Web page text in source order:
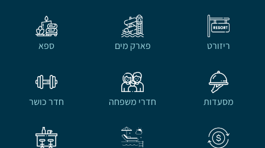
ריזורט פארק מים ספא
מסעדות חדרי משפחה חדר כושר